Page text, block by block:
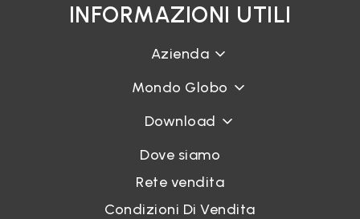
INFORMAZIONI UTILI
Azienda
Mondo Globo
Download
Dove siamo
Rete vendita
Condizioni Di Vendita